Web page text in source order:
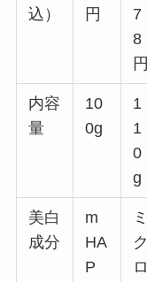
込）
円
7
8
円
内容
量
10
0g
1
1
0
g
美白
成分
m
HA
P
ミ
ク
ロ